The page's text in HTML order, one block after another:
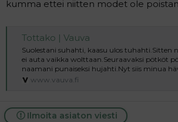
esiintymään
signeeraa kôprofilia-
fantasioitaan Eenä /
äksänä.
Tarpeetonta todeta:
kumma ettei niitten modet ole
Tottako | Vauva
Suolestani suhahti, kaasu ulos tuhahti.Sitten
ei auta vaikka wolttaan.Seuraavaksi pötköt
naamani punaiseksi hujahti.Nyt siis minua
www.vauva.fi
Ilmoita asiaton viesti